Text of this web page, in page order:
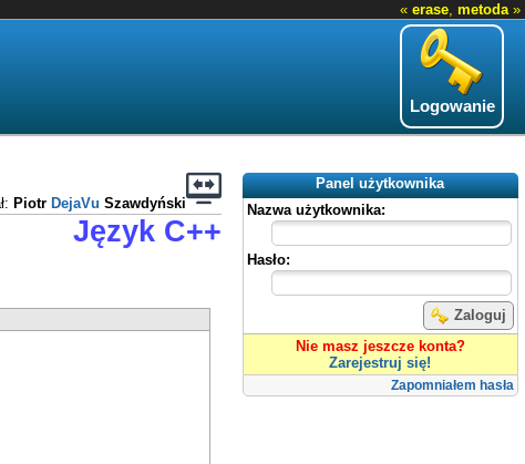
« erase, metoda»
Logowanie
Panel użytkownika
Nazwa użytkownika:
Hasło:
Zaloguj
Nie masz jeszcze konta?
Zarejestruj się!
Zapomniałem hasła
Piotr DejaVu Szawdyński
Język C++